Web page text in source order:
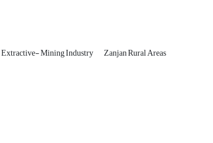
Extractive- Mining Industry Zanjan Rural Areas